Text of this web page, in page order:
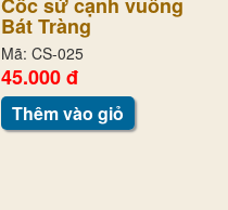
Bát Tràng
Mã: CS-025
45.000 đ
Thêm vào giỏ